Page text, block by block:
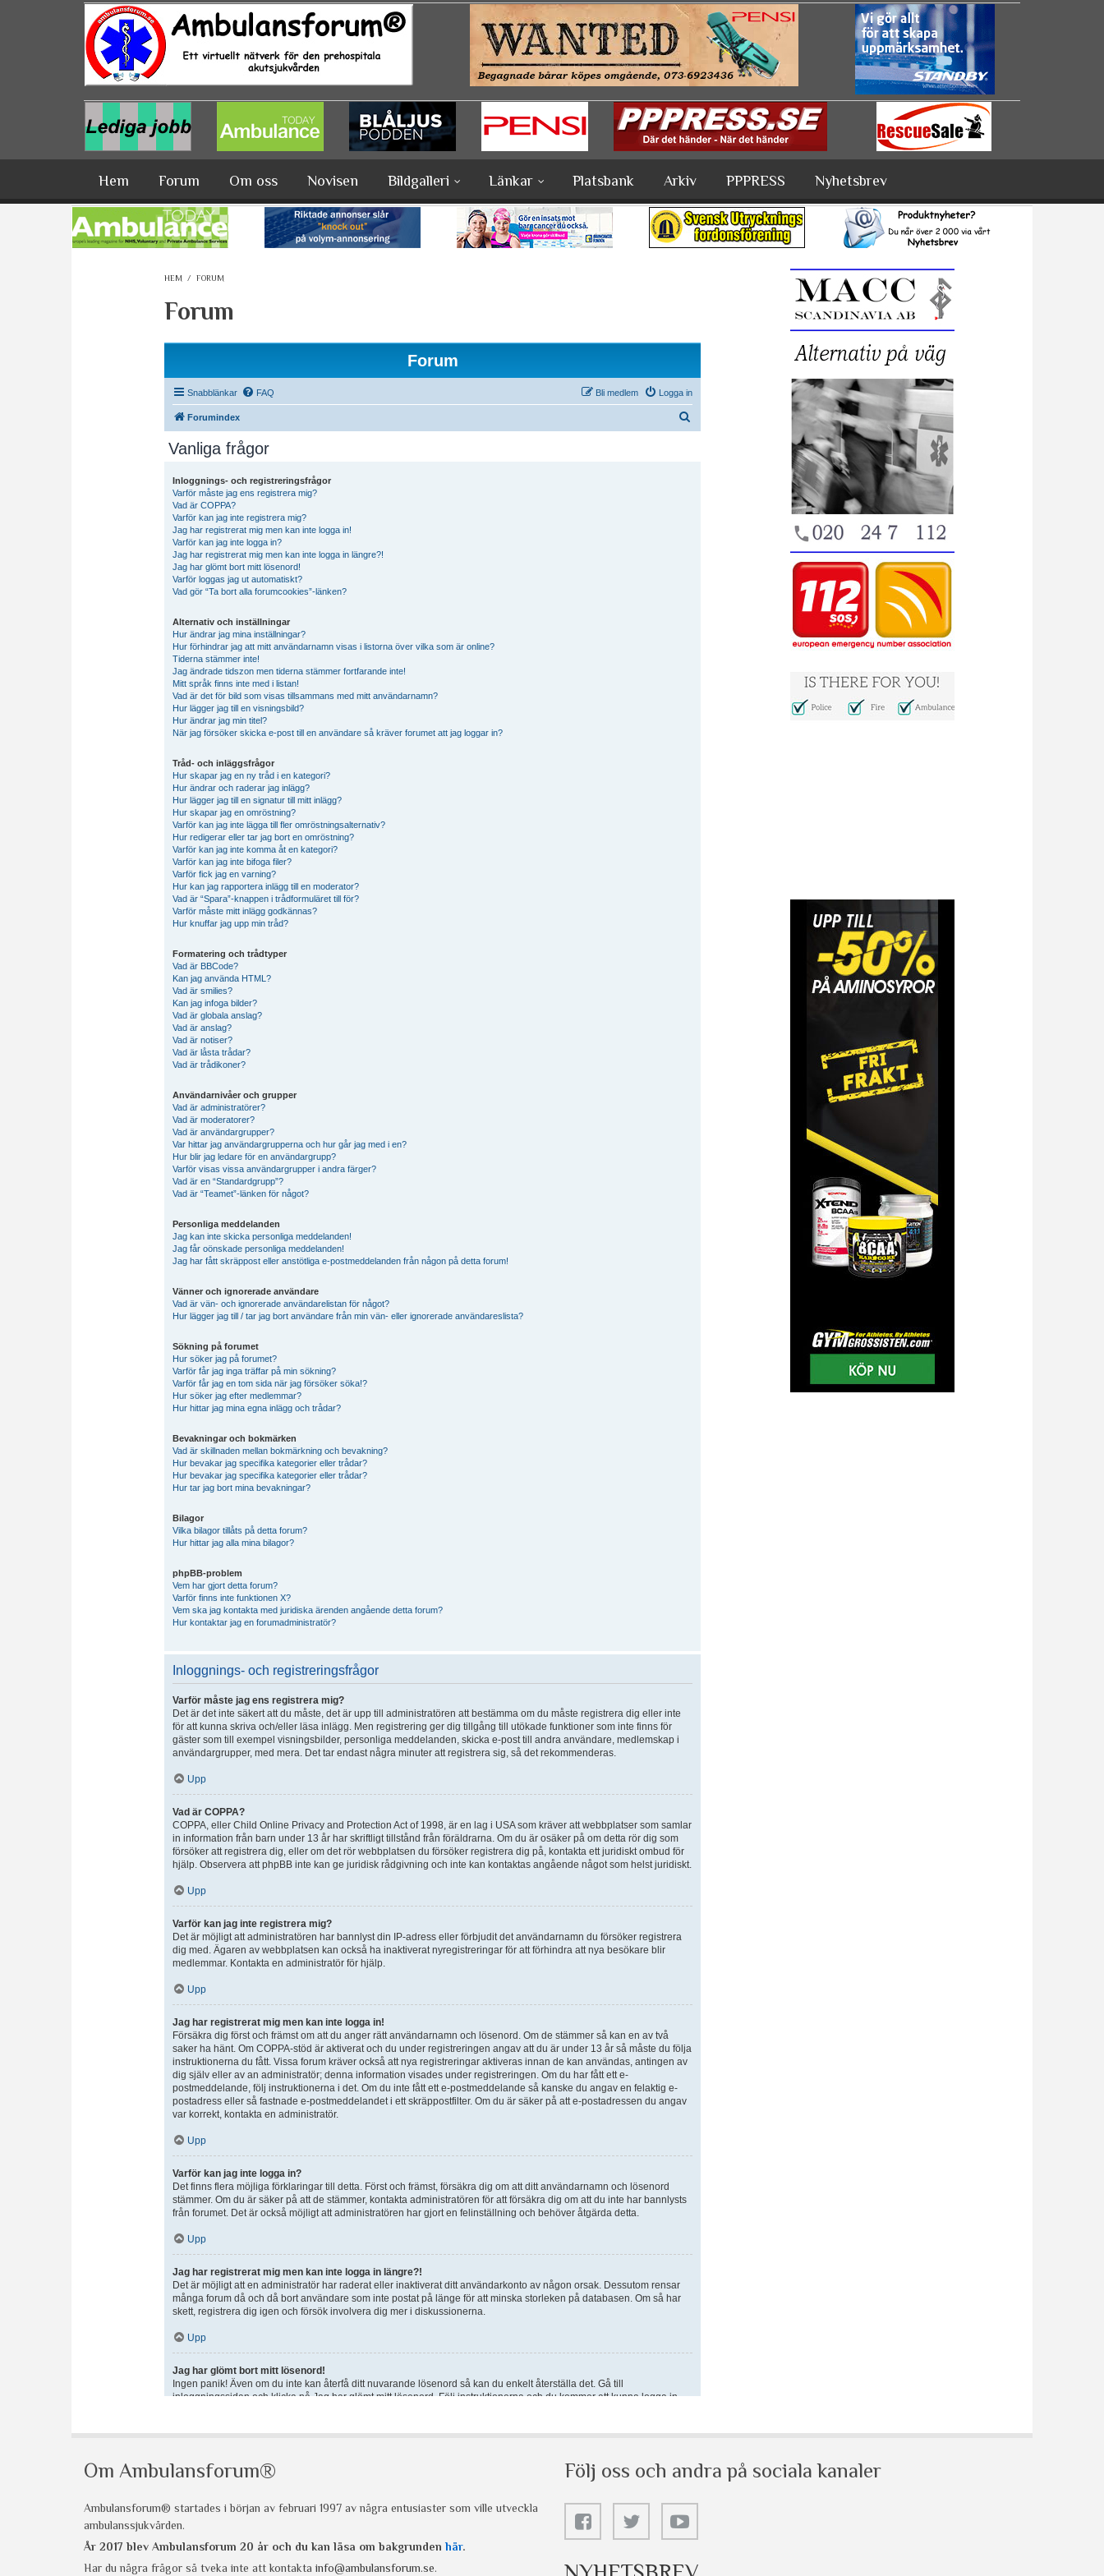
Hoppa till huvudinnehåll
Hem Forum Om oss Novisen Bildgalleri Länkar Platsbank Arkiv PPPRESS Nyhetsbrev
HEM / FORUM
Forum
Om Ambulansforum®
Ambulansforum® startades i början av februari 1997 av några entusiaster som ville utveckla
ambulanssjukvården.
År 2017 blev Ambulansforum 20 år och du kan läsa om bakgrunden här.
Har du några frågor så tveka inte att kontakta info@ambulansforum.se.
Följ oss och andra på sociala kanaler